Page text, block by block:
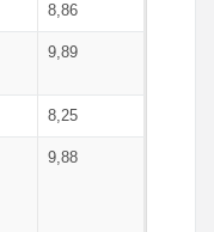
8,86
9,89
8,25
9,88